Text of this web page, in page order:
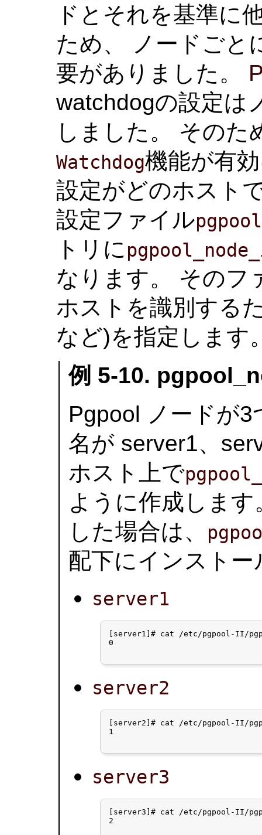
ドとそれを基準に
ため、 ノードごと
要がありました。
watchdogの設定は
しました。 そのた
Watchdog機能が有
設定がどのホスト
設定ファイル
トリに
なります。 そのフ
ホストを識別する
など)を指定します
例 5-10.
Pgpool ノードが
名が server1、
ホスト上で
ように作成しま
した場合は、
配下にインスト
server1
[server1]# cat /etc/pgpool-II/
0
server2
[server2]# cat /etc/pgpool-II/
1
server3
[server3]# cat /etc/pgpool-II/
2